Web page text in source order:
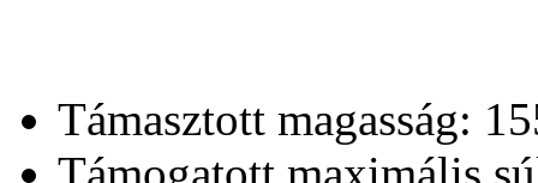
Támasztott magasság: